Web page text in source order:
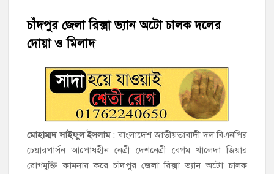
অভিভাবক সমাবেশ
হাজীগঞ্জে অস্বাস্থ্যকর পরিবেশে খাবার প্রস্তুত: ২ হোটেলকে ৪৫ হাজার
হাজীগঞ্জে ৬ বছরের শিশুকে ধর্ষণের অভিযোগে কেয়ারটেকার আটক
হাজীগঞ্জের রাজারগাঁও উবিতে জুলাই গণঅভ্যুত্থান দিবস পালন
হাজীগঞ্জ সরকারি মডেল পাইলট হাই স্কুল অ্যান্ড কলেজে ‘জুলাই
গণঅভ্যুত্থান দিবস’ পালিত
চাঁদপুর জেলা রিক্সা ভ্যান অটো চালক দলের
দোয়া ও মিলাদ
মোহাম্মদ সাইফুল ইসলাম: বাংলাদেশ জাতীয়তাবাদী দল বিএনপির
চেয়ারপার্সন আপোষহীন নেত্রী দেশনেত্রী বেগম খালেদা জিয়ার
রোগমুক্তি কামনায় করে চাঁদপুর জেলা রিক্সা ভ্যান অটো চালক